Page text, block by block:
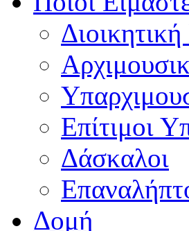
Επίτιμοι
Δάσκαλοι
Δομή